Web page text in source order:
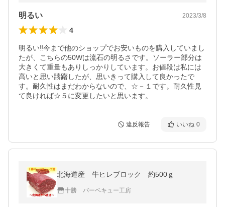
明るい 2023/3/8
4
明るい‼️今まで他のショップでお安いものを購入していまし
たが、こちらの50Wは流石の明るさです。ソーラー部分は
大きくて重量もありしっかりしています。お値段は私には
高いと思い躊躇したが、思いきって購入して良かったで
す。耐久性はまだわからないので、☆－１です。耐久性見
て良ければ☆５に変更したいと思います。
違反報告 いいね 0
北海道産 牛ヒレブロック 約500ｇ
十勝 バーベキュー工房